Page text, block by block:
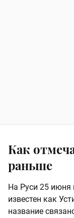
Как
раньше
На Руси 25 июня
известен как
название